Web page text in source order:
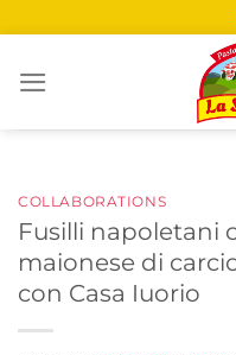
COLLABORATIONS
Fusilli napoletani
maionese di
con Casa Iuorio